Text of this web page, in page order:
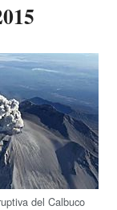
del Calbuco